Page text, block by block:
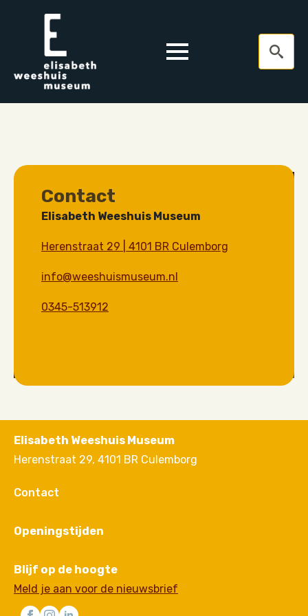
Contact
Elisabeth Weeshuis Museum
Herenstraat 29 | 4101 BR Culemborg
info@weeshuismuseum.nl
0345-513912
Elisabeth Weeshuis Museum
Herenstraat 29, 4101 BR Culemborg
Contact
Openingstijden
Blijf op de hoogte
Meld je aan voor de nieuwsbrief